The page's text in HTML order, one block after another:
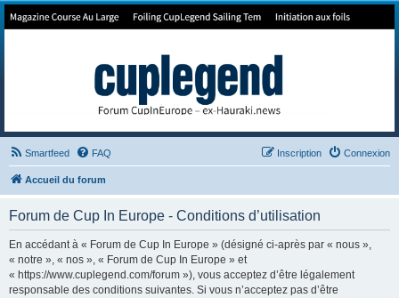
Forum de Cup In Europe
Smartfeed FAQ Connexion
Inscription
Accueil du forum
Forum de Cup In Europe - Conditions d’utilisation
En accédant à « Forum de Cup In Europe » (désigné ci-après par « nous »,
« notre », « nos », « Forum de Cup In Europe » et
« https://www.cuplegend.com/forum »), vous acceptez d’être légalement
responsable des conditions suivantes. Si vous n’acceptez pas d’être